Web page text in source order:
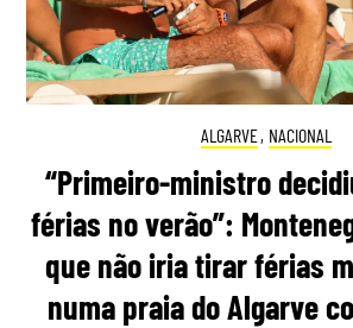
ALGARVE, NACIONAL
“Primeiro-ministro
férias no verão”:
que não iria tirar férias
numa praia do Algarve